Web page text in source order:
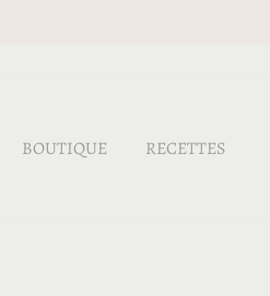
BOUTIQUE RECETTES